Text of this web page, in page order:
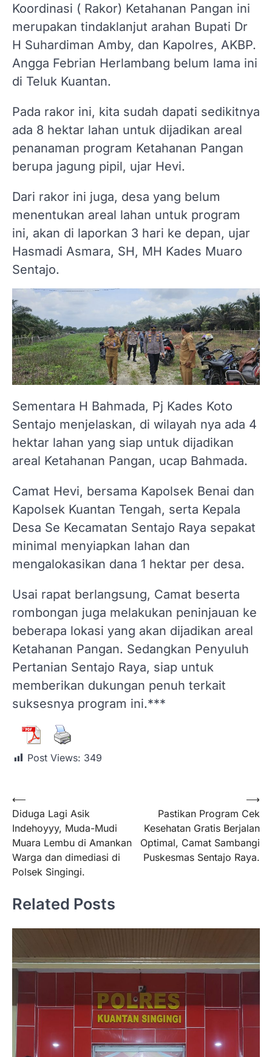
Koordinasi ( Rakor) Ketahanan Pangan ini
merupakan tindaklanjut arahan Bupati Dr
H Suhardiman Amby, dan Kapolres, AKBP.
Angga Febrian Herlambang belum lama ini
di Teluk Kuantan.
Pada rakor ini, kita sudah dapati sedikitnya
ada 8 hektar lahan untuk dijadikan areal
penanaman program Ketahanan Pangan
berupa jagung pipil, ujar Hevi.
Dari rakor ini juga, desa yang belum
menentukan areal lahan untuk program
ini, akan di laporkan 3 hari ke depan, ujar
Hasmadi Asmara, SH, MH Kades Muaro
Sentajo.
Sementara H Bahmada, Pj Kades Koto
Sentajo menjelaskan, di wilayah nya ada 4
hektar lahan yang siap untuk dijadikan
areal Ketahanan Pangan, ucap Bahmada.
Camat Hevi, bersama Kapolsek Benai dan
Kapolsek Kuantan Tengah, serta Kepala
Desa Se Kecamatan Sentajo Raya sepakat
minimal menyiapkan lahan dan
mengalokasikan dana 1 hektar per desa.
Usai rapat berlangsung, Camat beserta
rombongan juga melakukan peninjauan ke
beberapa lokasi yang akan dijadikan areal
Ketahanan Pangan. Sedangkan Penyuluh
Pertanian Sentajo Raya, siap untuk
memberikan dukungan penuh terkait
suksesnya program ini.***
Post Views: 349
⟵
Diduga Lagi Asik
Indehoyyy, Muda-Mudi
Muara Lembu di Amankan
Warga dan dimediasi di
Polsek Singingi.
Pastikan Program Cek
Kesehatan Gratis Berjalan
Optimal, Camat Sambangi
Puskesmas Sentajo Raya.
⟶
Related Posts